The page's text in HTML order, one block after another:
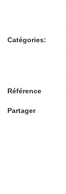
Catégories:
Référence
Partager